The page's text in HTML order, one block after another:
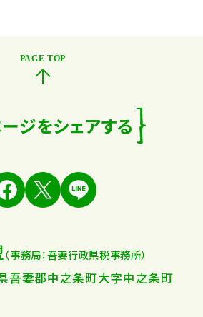
ジをシェアする
（事務局：吾妻行政県税事務所）
吾妻郡中之条町大字中之条町